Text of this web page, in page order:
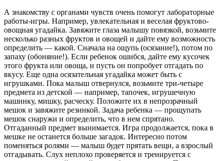
А знакомству с органами чувств очень помогут лабораторные
работы-игры. Например, увлекательная и веселая фруктово-
овощная угадайка. Завяжите глаза малышу повязкой, возьмите
несколько разных фруктов и овощей и дайте ему возможность
определить — какой. Сначала на ощупь (осязание!), потом по
запаху (обоняние!). Если ребенок ошибся, дайте ему кусочек
этого фрукта или овоща, и пусть он попробует отгадать по
вкусу. Еще одна осязательная угадайка может быть с
игрушками. Пока малыш отвернулся, возьмите три-четыре
предмета из детской — например, тапочек, игрушечную
машинку, мишку, расческу. Положите их в непрозрачный
мешок и завяжите резинкой. Задача ребенка — прощупать
мешок снаружи и определить, что в нем спрятано.
Отгаданный предмет вынимается. Игра продолжается, пока в
мешке не останется больше загадок. Интересно потом
поменяться ролями — малыш будет прятать вещи, а взрослый
отгадывать. Слух неплохо проверяется и тренируется с